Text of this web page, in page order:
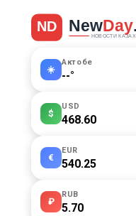
☀️
Актобе
--°
$
USD
468.60
€
EUR
540.25
₽
RUB
5.70